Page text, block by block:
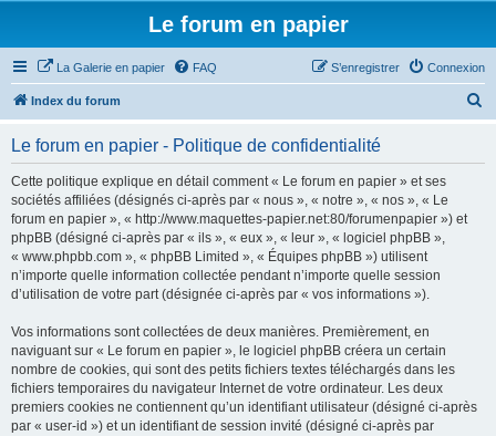
Le forum en papier
La Galerie en papier FAQ Connexion
S’enregistrer
Index du forum
Le forum en papier - Politique de confidentialité
Cette politique explique en détail comment « Le forum en papier » et ses
sociétés affiliées (désignés ci-après par « nous », « notre », « nos », « Le
forum en papier », « http://www.maquettes-papier.net:80/forumenpapier ») et
phpBB (désigné ci-après par « ils », « eux », « leur », « logiciel phpBB »,
« www.phpbb.com », « phpBB Limited », « Équipes phpBB ») utilisent
n’importe quelle information collectée pendant n’importe quelle session
d’utilisation de votre part (désignée ci-après par « vos informations »).
Vos informations sont collectées de deux manières. Premièrement, en
naviguant sur « Le forum en papier », le logiciel phpBB créera un certain
nombre de cookies, qui sont des petits fichiers textes téléchargés dans les
fichiers temporaires du navigateur Internet de votre ordinateur. Les deux
premiers cookies ne contiennent qu’un identifiant utilisateur (désigné ci-après
par « user-id ») et un identifiant de session invité (désigné ci-après par